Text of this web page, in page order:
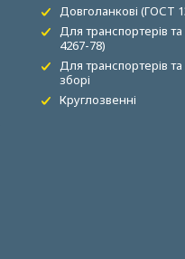
Довголанкові (ГОСТ
Для транспортерів
4267-78)
Для транспортерів та
зборі
Круглозвенні